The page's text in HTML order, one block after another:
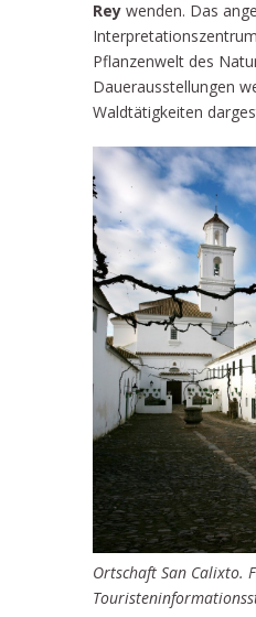
Rey wenden. Das
Pflanzenwelt des
Dauerausstellungen
Waldtätigkeiten
Ortschaft San Calixto.